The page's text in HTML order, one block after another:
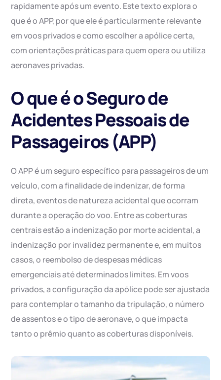
rapidamente após um evento. Este texto explora o
que é o APP, por que ele é particularmente relevante
em voos privados e como escolher a apólice certa,
com orientações práticas para quem opera ou utiliza
aeronaves privadas.
O que é o Seguro de
Acidentes Pessoais de
Passageiros (APP)
O APP é um seguro específico para passageiros de um
veículo, com a finalidade de indenizar, de forma
direta, eventos de natureza acidental que ocorram
durante a operação do voo. Entre as coberturas
centrais estão a indenização por morte acidental, a
indenização por invalidez permanente e, em muitos
casos, o reembolso de despesas médicas
emergenciais até determinados limites. Em voos
privados, a configuração da apólice pode ser ajustada
para contemplar o tamanho da tripulação, o número
de assentos e o tipo de aeronave, o que impacta
tanto o prêmio quanto as coberturas disponíveis.